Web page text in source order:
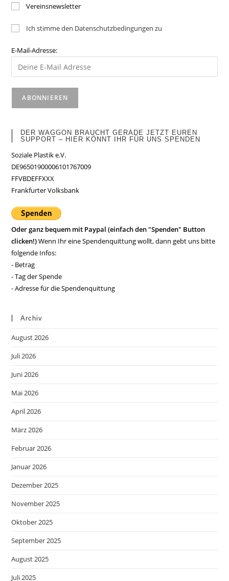
Vereinsnewsletter
Ich stimme den Datenschutzbedingungen zu
E-Mail-Adresse:
DER WAGGON BRAUCHT GERADE JETZT EUREN
SUPPORT – HIER KÖNNT IHR FÜR UNS SPENDEN
Soziale Plastik e.V.
DE96501900006101767009
FFVBDEFFXXX
Frankfurter Volksbank
Oder ganz bequem mit Paypal (einfach den "Spenden" Button
clicken!)Wenn Ihr eine Spendenquittung wollt, dann gebt uns bitte
folgende Infos:
- Betrag
- Tag der Spende
- Adresse für die Spendenquittung
Archiv
August 2026
Juli 2026
Juni 2026
Mai 2026
April 2026
März 2026
Februar 2026
Januar 2026
Dezember 2025
November 2025
Oktober 2025
September 2025
August 2025
Juli 2025